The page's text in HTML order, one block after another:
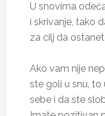
U snovima
i skrivanje, tako
za cilj da
Ako vam nije
ste goli u snu, to
sebe i da ste